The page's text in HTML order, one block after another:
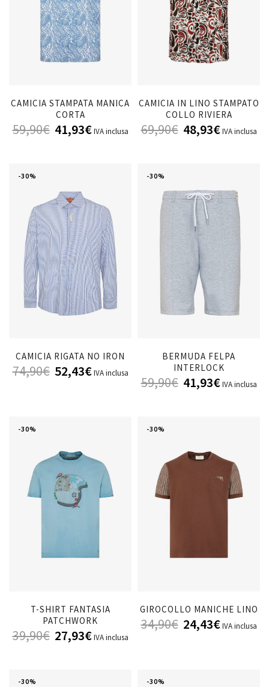
CAMICIA STAMPATA MANICA
CORTA
59,90€ 41,93€ IVA inclusa
CAMICIA IN LINO STAMPATO
COLLO RIVIERA
69,90€ 48,93€ IVA inclusa
-30%
CAMICIA RIGATA NO IRON
74,90€ 52,43€ IVA inclusa
-30%
BERMUDA FELPA
INTERLOCK
59,90€ 41,93€ IVA inclusa
-30%
T-SHIRT FANTASIA
PATCHWORK
39,90€ 27,93€ IVA inclusa
-30%
GIROCOLLO MANICHE LINO
34,90€ 24,43€ IVA inclusa
-30% -30%